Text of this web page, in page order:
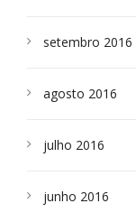
setembro 2016
agosto 2016
julho 2016
junho 2016